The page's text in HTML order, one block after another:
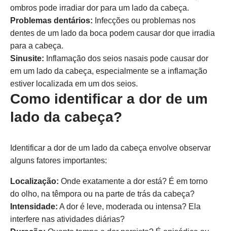
ombros pode irradiar dor para um lado da cabeça.
Problemas dentários: Infecções ou problemas nos
dentes de um lado da boca podem causar dor que irradia
para a cabeça.
Sinusite: Inflamação dos seios nasais pode causar dor
em um lado da cabeça, especialmente se a inflamação
estiver localizada em um dos seios.
Como identificar a dor de um
lado da cabeça?
Identificar a dor de um lado da cabeça envolve observar
alguns fatores importantes:
Localização: Onde exatamente a dor está? É em torno
do olho, na têmpora ou na parte de trás da cabeça?
Intensidade: A dor é leve, moderada ou intensa? Ela
interfere nas atividades diárias?